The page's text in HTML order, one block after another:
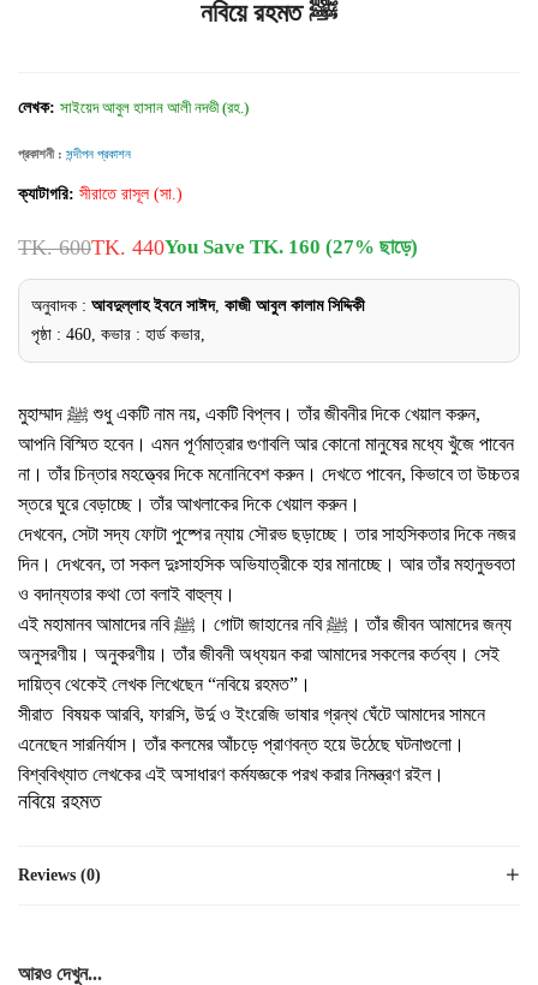
নবিয়ে রহমত ﷺ
লেখক: সাইয়েদ আবুল হাসান আলী নদভী (রহ.)
প্রকাশনী : সন্দীপন প্রকাশন
ক্যাটাগরি: সীরাতে রাসূল (সা.)
TK. 600TK. 440You Save TK. 160 (27% ছাড়ে)
অনুবাদক : আবদুল্লাহ ইবনে সাঈদ, কাজী আবুল কালাম সিদ্দিকী
পৃষ্ঠা : 460, কভার : হার্ড কভার,
মুহাম্মাদ ﷺ শুধু একটি নাম নয়, একটি বিপ্লব। তাঁর জীবনীর দিকে খেয়াল করুন,
আপনি বিস্মিত হবেন। এমন পূর্ণমাত্রার গুণাবলি আর কোনো মানুষের মধ্যে খুঁজে পাবেন
না। তাঁর চিন্তার মহত্ত্বের দিকে মনোনিবেশ করুন। দেখতে পাবেন, কিভাবে তা উচ্চতর
স্তরে ঘুরে বেড়াচ্ছে। তাঁর আখলাকের দিকে খেয়াল করুন।
দেখবেন, সেটা সদ্য ফোটা পুষ্পের ন্যায় সৌরভ ছড়াচ্ছে। তার সাহসিকতার দিকে নজর
দিন। দেখবেন, তা সকল দুঃসাহসিক অভিযাত্রীকে হার মানাচ্ছে। আর তাঁর মহানুভবতা
ও বদান্যতার কথা তো বলাই বাহুল্য।
এই মহামানব আমাদের নবি ﷺ। গোটা জাহানের নবি ﷺ। তাঁর জীবন আমাদের জন্য
অনুসরণীয়। অনুকরণীয়। তাঁর জীবনী অধ্যয়ন করা আমাদের সকলের কর্তব্য। সেই
দায়িত্ব থেকেই লেখক লিখেছেন “নবিয়ে রহমত”।
সীরাত বিষয়ক আরবি, ফারসি, উর্দু ও ইংরেজি ভাষার গ্রন্থ ঘেঁটে আমাদের সামনে
এনেছেন সারনির্যাস। তাঁর কলমের আঁচড়ে প্রাণবন্ত হয়ে উঠেছে ঘটনাগুলো।
বিশ্ববিখ্যাত লেখকের এই অসাধারণ কর্মযজ্ঞকে পরখ করার নিমন্ত্রণ রইল।
নবিয়ে রহমত
Reviews (0)
আরও দেখুন...